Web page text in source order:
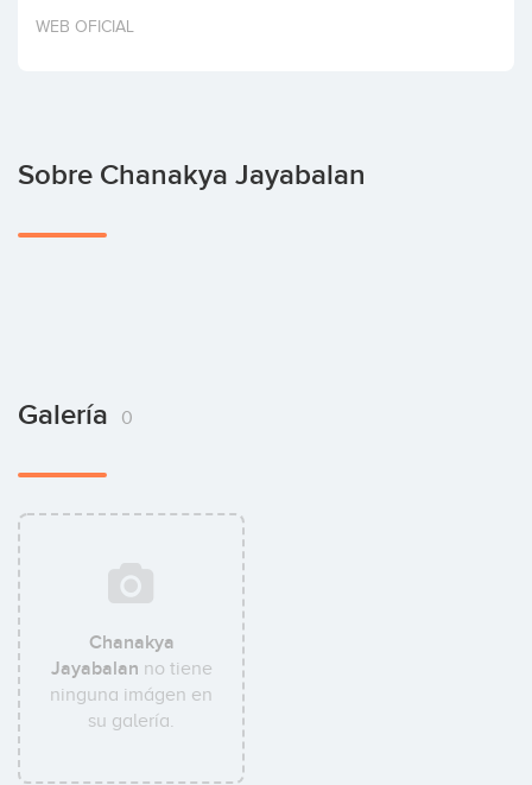
Invertir
WEB OFICIAL
Sobre Chanakya Jayabalan
Galería 0
Chanakya
Jayabalan no tiene
ninguna imágen en
su galería.